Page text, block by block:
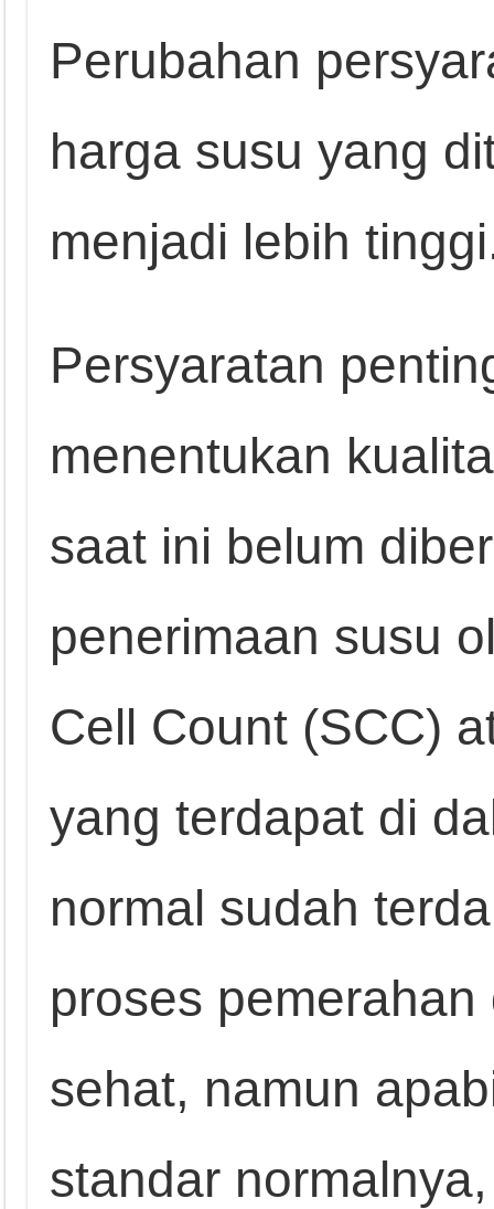
Perubahan
harga susu yang
menjadi lebih
Persyaratan
menentukan
saat ini belum
penerimaan susu
Cell Count (SCC)
yang terdapat di
normal sudah
proses
sehat, namun
standar